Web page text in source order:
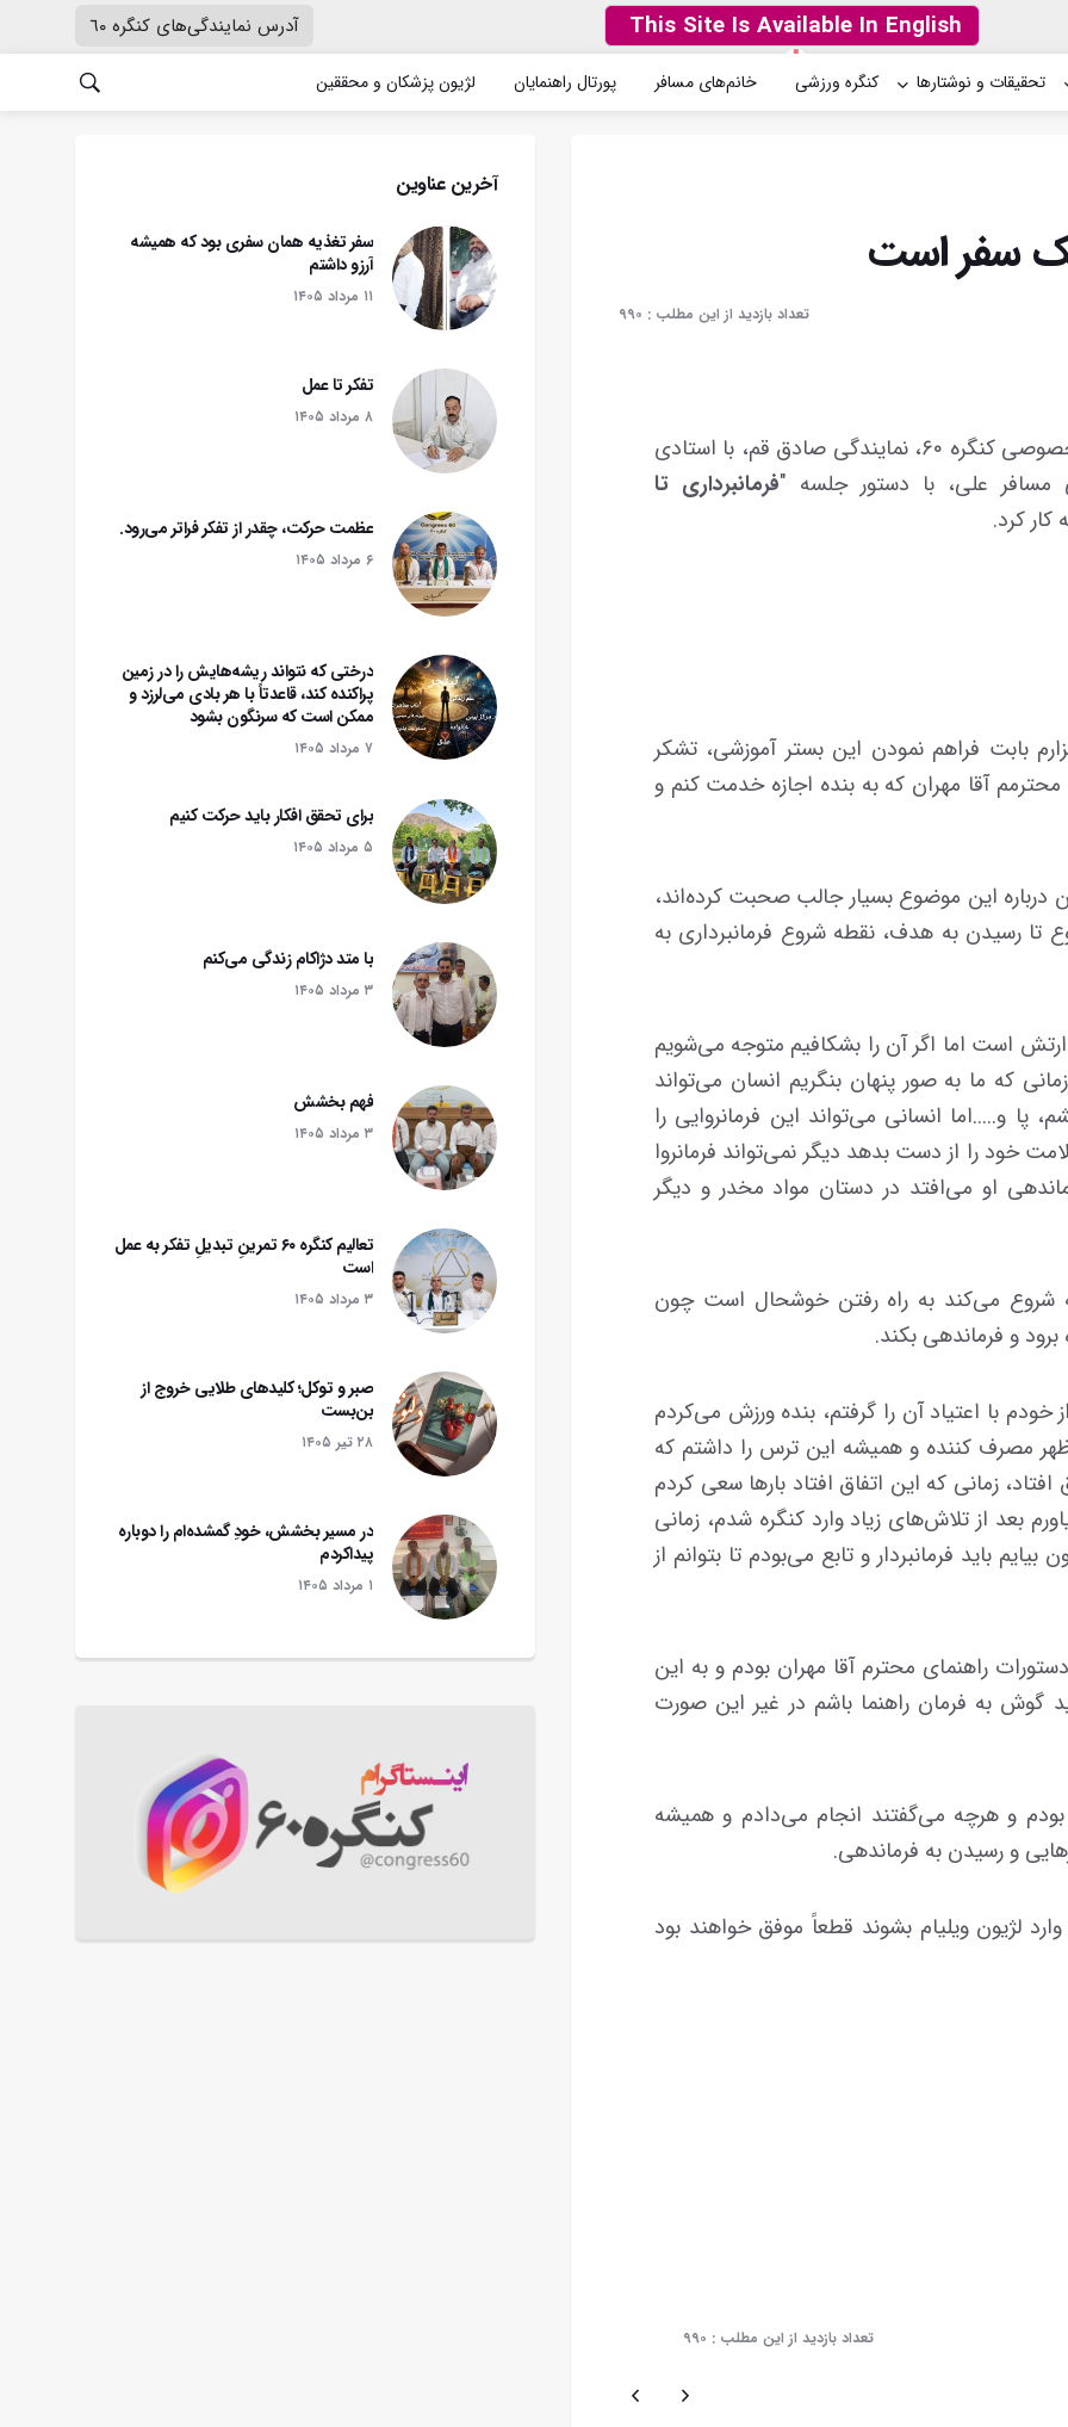
آدرس نمایندگی‌های کنگره ٦٠ This Site Is Available In English
تحقیقات و نوشتارها کنگره ورزشی خانم‌های مسافر پورتال راهنمایان لژیون پزشکان و محققین
یک سفر است
تعداد بازدید از این مطلب : ۹۹۰
جلسه هشتم از دوره سیزدهم کارگاه‌های آموزشی خصوصی کنگره ۶۰، نمایندگی صادق قم، با استادی
مسافر علی، با دستور جلسه "فرمانبرداری تا
بابت فراهم نمودن این بستر آموزشی، تشکر
آقا مهران که به بنده اجازه خدمت کنم و
درباره این موضوع بسیار جالب صحبت کرده‌اند،
تا رسیدن به هدف، نقطه شروع فرمانبرداری به
است اما اگر آن را بشکافیم متوجه می‌شویم
که ما به صور پنهان بنگریم انسان می‌تواند
و.....اما انسانی می‌تواند این فرمانروایی را
خود را از دست بدهد دیگر نمی‌تواند فرمانروا
او می‌افتد در دستان مواد مخدر و دیگر
شروع می‌کند به راه رفتن خوشحال است چون
و فرماندهی بکند.
با اعتیاد آن را گرفتم، بنده ورزش می‌کردم
ظهر مصرف کننده و همیشه این ترس را داشتم که
زمانی که این اتفاق افتاد بارها سعی کردم
بعد از تلاش‌های زیاد وارد کنگره شدم، زمانی
باید فرمانبردار و تابع می‌بودم تا بتوانم از
راهنمای محترم آقا مهران بودم و به این
گوش به فرمان راهنما باشم در غیر این صورت
و هرچه می‌گفتند انجام می‌دادم و همیشه
و رسیدن به فرماندهی.
لژیون ویلیام بشوند قطعاً موفق خواهند بود
تعداد بازدید از این مطلب : ۹۹۰
آخرین عناوین
سفر تغذیه همان سفری بود که همیشه
آرزو داشتم
۱۱ مرداد ۱۴۰۵
تفکر تا عمل
۸ مرداد ۱۴۰۵
عظمت حرکت، چقدر از تفکر فراتر می‌رود.
۶ مرداد ۱۴۰۵
درختی که نتواند ریشه‌هایش را در زمین
پراکنده کند، قاعدتاً با هر بادی می‌لرزد و
ممکن است که سرنگون بشود‌
۷ مرداد ۱۴۰۵
برای تحقق افکار باید حرکت کنیم
۵ مرداد ۱۴۰۵
با متد دژاکام زندگی می‌کنم
۳ مرداد ۱۴۰۵
فهم بخشش
۳ مرداد ۱۴۰۵
تعالیم کنگره ۶۰ تمرینِ تبدیلِ تفکر به عمل
است
۳ مرداد ۱۴۰۵
صبر و توکل؛ کلیدهای طلایی خروج از
بن‌بست
۲۸ تير ۱۴۰۵
در مسیر بخشش، خودِ گمشده‌ام را دوباره
پیداکردم
۱ مرداد ۱۴۰۵